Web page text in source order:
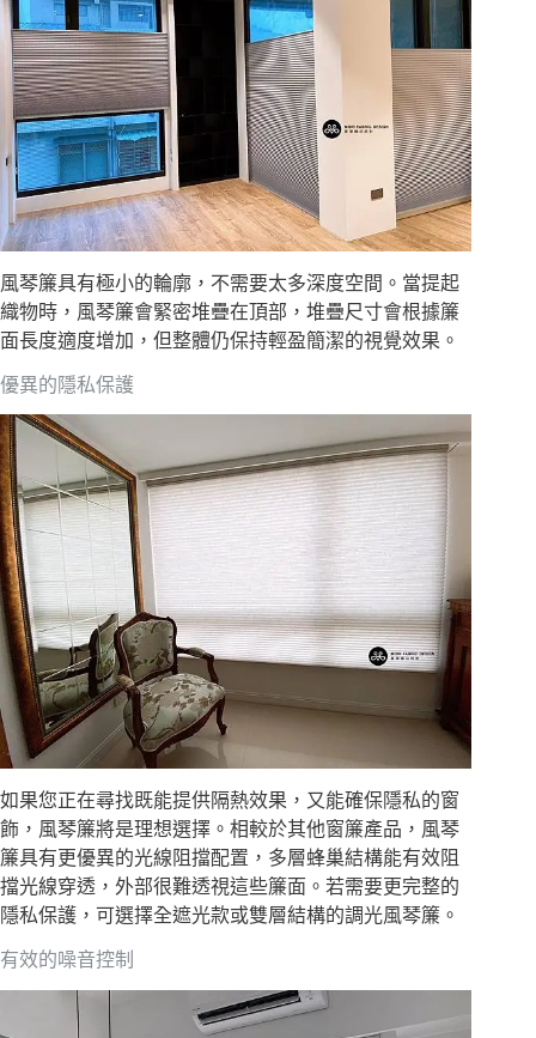
風琴簾具有極小的輪廓，不需要太多深度空間。當提起
織物時，風琴簾會緊密堆疊在頂部，堆疊尺寸會根據簾
面長度適度增加，但整體仍保持輕盈簡潔的視覺效果。
優異的隱私保護
如果您正在尋找既能提供隔熱效果，又能確保隱私的窗
飾，風琴簾將是理想選擇。相較於其他窗簾產品，風琴
簾具有更優異的光線阻擋配置，多層蜂巢結構能有效阻
擋光線穿透，外部很難透視這些簾面。若需要更完整的
隱私保護，可選擇全遮光款或雙層結構的調光風琴簾。
有效的噪音控制